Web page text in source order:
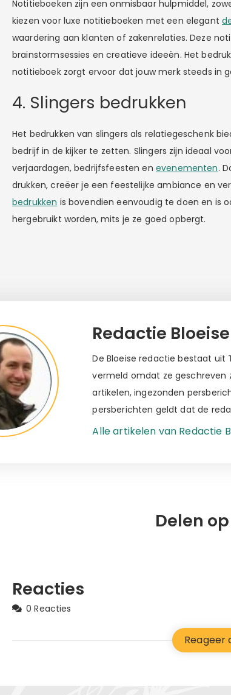
Notitieboeken zijn een onmisbaar hulpmiddel,
kiezen voor luxe notitieboeken met een elegant
waardering aan klanten of zakenrelaties. Deze
brainstormsessies en creatieve ideeën. Het
notitieboek zorgt ervoor dat jouw merk steeds in
4. Slingers bedrukken
Het bedrukken van slingers als relatiegeschenk
bedrijf in de kijker te zetten. Slingers zijn ideaal
verjaardagen, bedrijfsfeesten en evenementen.
drukken, creëer je een feestelijke ambiance en
bedrukken is bovendien eenvoudig te doen en is
hergebruikt worden, mits je ze goed opbergt.
Redactie Bloeise
De Bloeise redactie bestaat uit
vermeld omdat ze geschreven
artikelen, ingezonden
persberichten geldt dat de
Alle artikelen van Redactie
Delen op
Reacties
0 Reacties
Reageer